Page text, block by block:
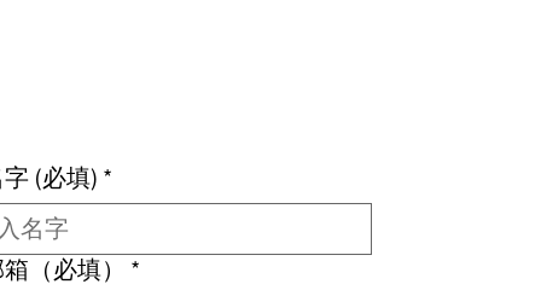
(必填) *
（必填） *